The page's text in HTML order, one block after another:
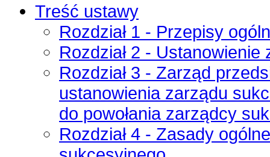
Treść ustawy
Rozdział 1 - Przepisy
Rozdział 2 -
Rozdział 3 - Zarząd
ustanowienia zarządu
do powołania zarządcy
Rozdział 4 - Zasady